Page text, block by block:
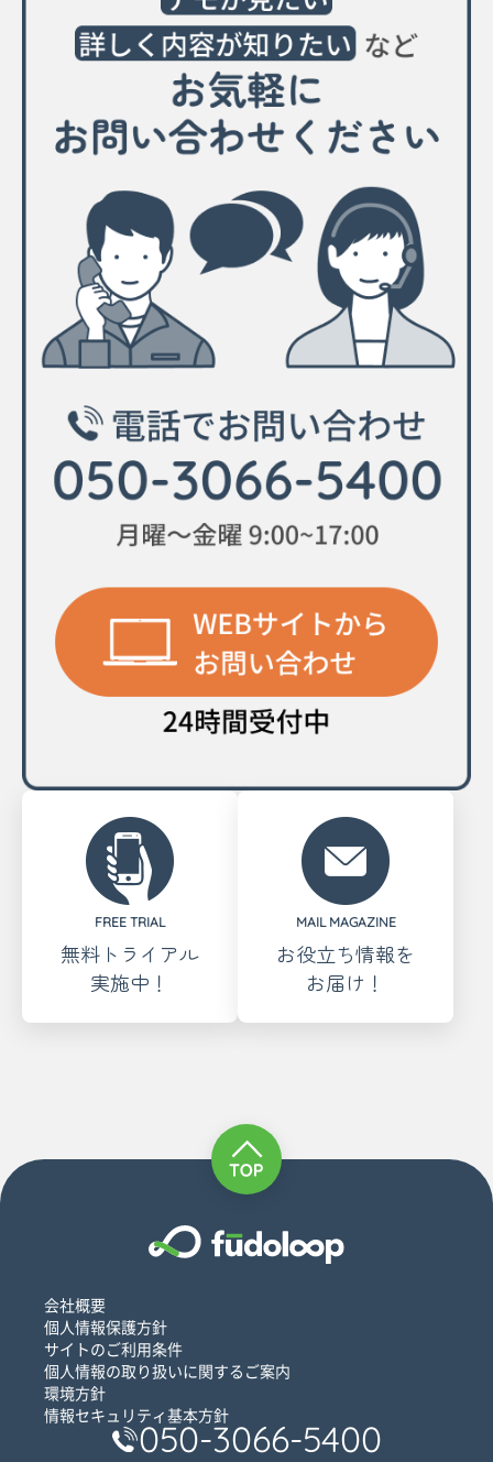
FREE TRIAL
無料トライアル
実施中！
MAIL MAGAZINE
お役立ち情報を
お届け！
会社概要
個人情報保護方針
サイトのご利用条件
個人情報の取り扱いに関するご案内
環境方針
情報セキュリティ基本方針
050-3066-5400